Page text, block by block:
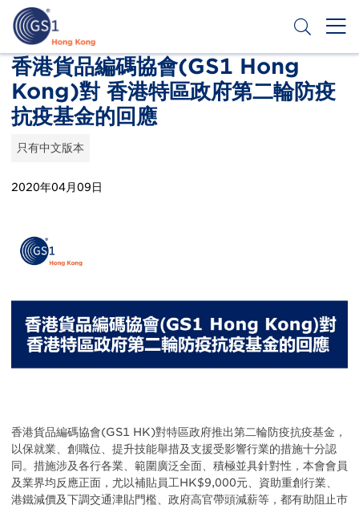
主Header
Top
Second
Menu
申请条码
香港貨品編碼協會(GS1 Hong
Kong)對 香港特區政府第二輪防疫
抗疫基金的回應
只有中文版本
2020年04月09日
Publication
Thumbnail
Body
香港貨品編碼協會(GS1 HK)對特區政府推出第二輪防疫抗疫基金，
以保就業、創職位、提升技能舉措及支援受影響行業的措施十分認
同。措施涉及各行各業、範圍廣泛全面、積極並具針對性，本會會員
及業界均反應正面，尤以補貼員工HK$9,000元、資助重創行業、
港鐵減價及下調交通津貼門檻、政府高官帶頭減薪等，都有助阻止巿